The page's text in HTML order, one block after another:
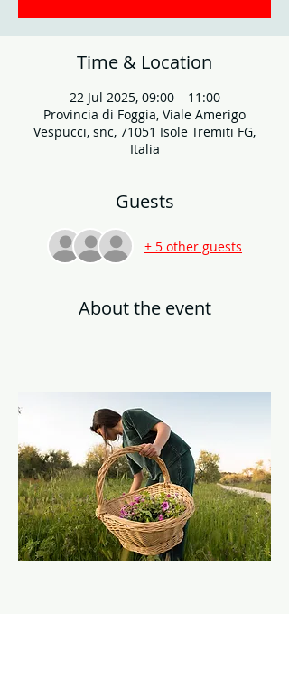
Time & Location
22 Jul 2025, 09:00 – 11:00
Provincia di Foggia, Viale Amerigo
Vespucci, snc, 71051 Isole Tremiti FG,
Italia
Guests
+ 5 other guests
About the event